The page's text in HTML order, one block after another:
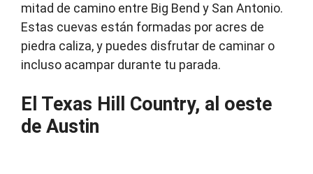
mitad de camino entre Big Bend y San Antonio.
Estas cuevas están formadas por acres de
piedra caliza, y puedes disfrutar de caminar o
incluso acampar durante tu parada.
El Texas Hill Country, al oeste
de Austin